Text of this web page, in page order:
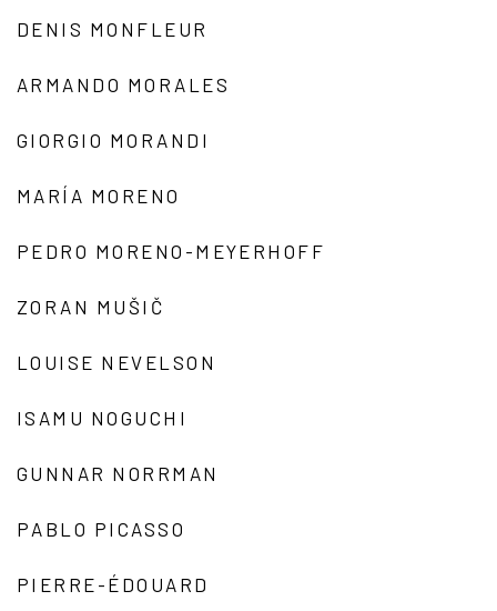
DENIS MONFLEUR
ARMANDO MORALES
GIORGIO MORANDI
MARÍA MORENO
PEDRO MORENO-MEYERHOFF
ZORAN MUŠIČ
LOUISE NEVELSON
ISAMU NOGUCHI
GUNNAR NORRMAN
PABLO PICASSO
PIERRE-ÉDOUARD